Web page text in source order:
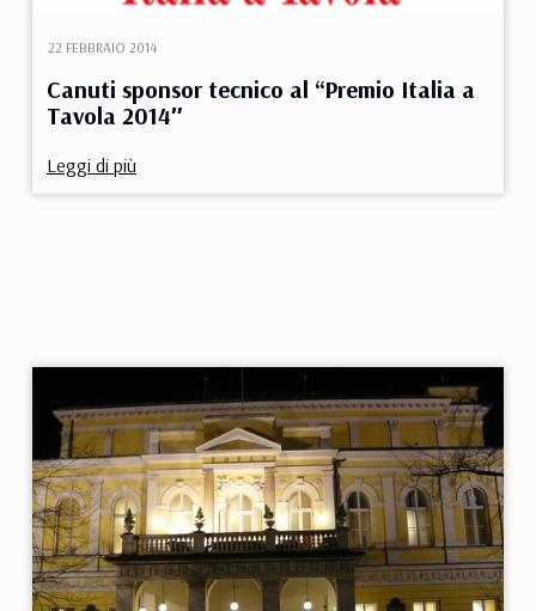
Canuti sponsor tecnico al “Premio Italia a
Tavola 2014″
22 FEBBRAIO 2014
Leggi di più